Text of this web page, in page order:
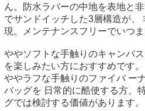
ん。防水ラバーの中地を表地と
でサンドイッチした3層構造が、
現。メンテナンスフリーでいつ
ややソフトな手触りのキャンバ
を楽しみたい方におすすめです
ややラフな手触りのファイバ ー
バッグを 日常的に酷使する方、
グでは検討する価値があります。